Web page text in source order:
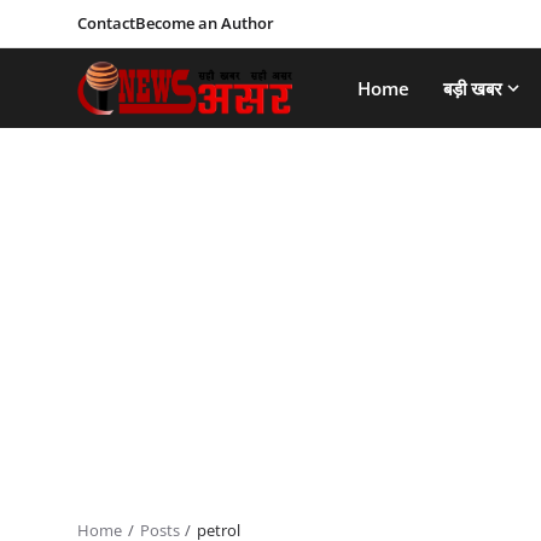
ContactBecome an Author
Home बड़ी खबर
Home Posts petrol